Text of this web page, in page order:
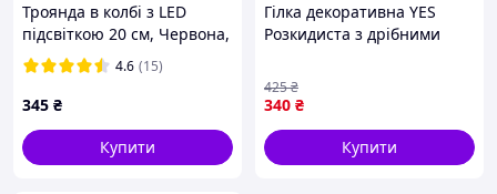
Троянда в колбі з LED
підсвіткою 20 см, Червона,
на батарейках / Нічник
Вічна троянда / Квітка в
колбі SMT
4.6 (15)
345 ₴
Купити
Гілка декоративна YES
Розкидиста з дрібними
impulse
340 ₴
425₴
Купити